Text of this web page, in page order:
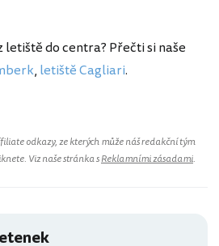
letiště do centra? Přečti si naše
, letiště Cagliari.
odkazy, ze kterých může náš redakční tým
Viz naše stránka sReklamními zásadami.